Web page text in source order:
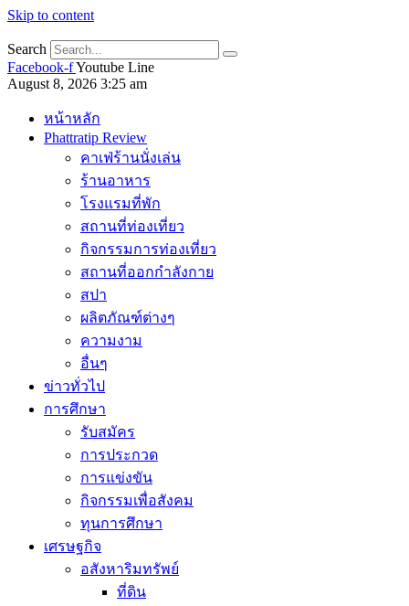
Skip to content
Search
Facebook-fYoutube Line
August 8, 2026 3:25 am
หน้าหลัก
Phattratip Review
คาเฟ่ร้านนั่งเล่น
ร้านอาหาร
โรงแรมที่พัก
สถานที่ท่องเที่ยว
กิจกรรมการท่องเที่ยว
สถานที่ออกกำลังกาย
สปา
ผลิตภัณฑ์ต่างๆ
ความงาม
อื่นๆ
ข่าวทั่วไป
การศึกษา
รับสมัคร
การประกวด
การแข่งขัน
กิจกรรมเพื่อสังคม
ทุนการศึกษา
เศรษฐกิจ
อสังหาริมทรัพย์
ที่ดิน